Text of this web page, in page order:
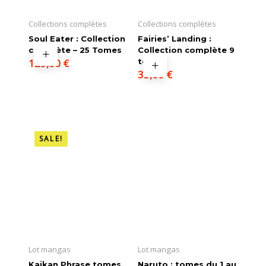
Collections complètes
Soul Eater : Collection
complète – 25 Tomes
129,00 €
Collections complètes
Fairies’ Landing :
Collection complète 9
tomes
35,00 €
SALE!
Lot mangas Lot mangas